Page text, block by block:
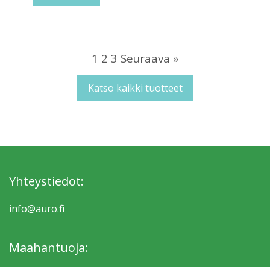
1 2 3 Seuraava »
Katso kaikki tuotteet
Yhteystiedot:
info@auro.fi
Maahantuoja: